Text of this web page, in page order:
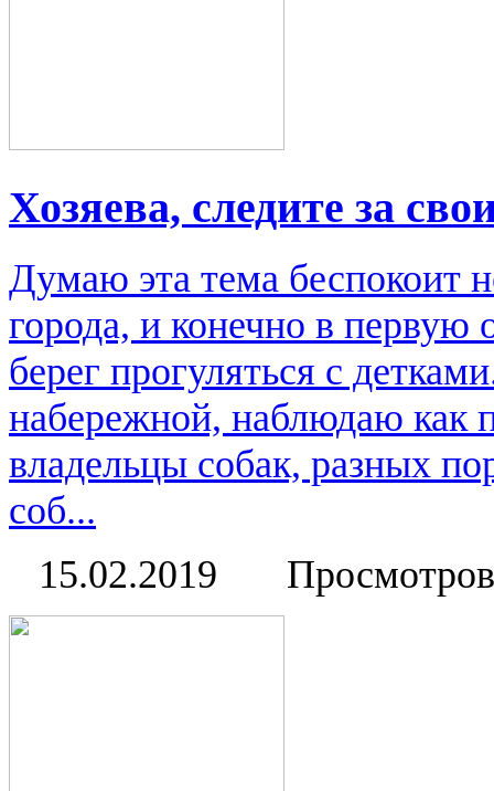
Хозяева, следите за
Думаю эта тема беспокоит
города, и конечно в первую
берег прогуляться с
набережной, наблюдаю как
владельцы собак, разных
соб...
15.02.2019